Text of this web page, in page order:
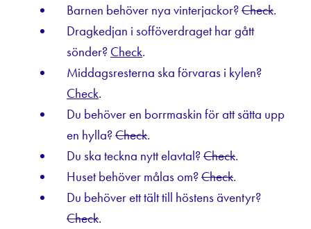
Barnen behöver nya vinterjackor?Check.
Dragkedjan i sofföverdraget har gått
sönder? Check.
Middagsresterna ska förvaras i kylen?
Check.
Du behöver en borrmaskin för att sätta upp
en hylla?Check.
Du ska teckna nytt elavtal?Check.
Huset behöver målas om?Check.
Du behöver ett tält till höstens äventyr?
Check.